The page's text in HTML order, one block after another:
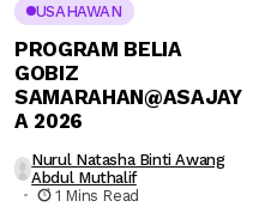
USAHAWAN
PROGRAM BELIA
GOBIZ
SAMARAHAN@ASAJAY
A 2026
Nurul Natasha Binti Awang
Abdul Muthalif
1 Mins Read